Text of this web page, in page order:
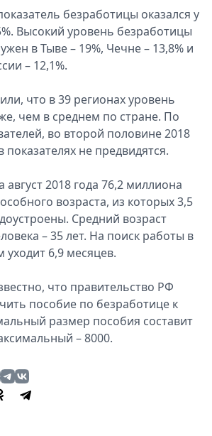
безработицы оказался у
Высокий уровень безработицы
в Тыве – 19%, Чечне – 13,8% и
– 12,1%.
что в 39 регионах уровень
чем в среднем по стране. По
во второй половине 2018
показателях не предвидятся.
август 2018 года 76,2 миллиона
возраста, из которых 3,5
Средний возраст
– 35 лет. На поиск работы в
уходит 6,9 месяцев.
что правительство РФ
пособие по безработице к
размер пособия составит
– 8000.